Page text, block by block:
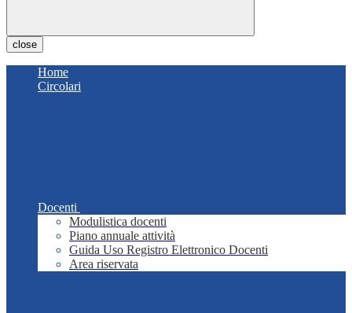
close
Home
Circolari
Docenti
Modulistica docenti
Piano annuale attività
Guida Uso Registro Elettronico Docenti
Area riservata